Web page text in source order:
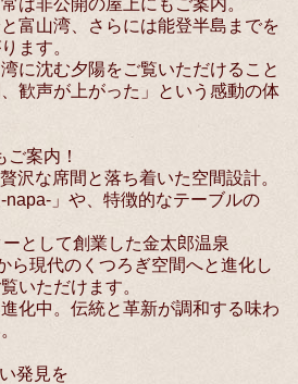
富山湾、さらには能登半島までを
ます。
に沈む夕陽をご覧いただけること
歓声が上がった」という感動の体
案内！
沢な席間と落ち着いた空間設計。
napa-」や、特徴的なテーブルの
として創業した金太郎温泉
ら現代のくつろぎ空間へと進化し
いただけます。
化中。伝統と革新が調和する味わ
発見を